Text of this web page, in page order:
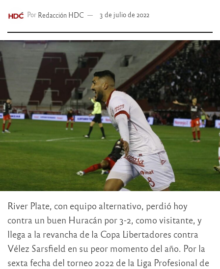
Por Redacción HDC 3 de julio de 2022
River Plate, con equipo alternativo, perdió hoy
contra un buen Huracán por 3-2, como visitante, y
llega a la revancha de la Copa Libertadores contra
Vélez Sarsfield en su peor momento del año. Por la
sexta fecha del torneo 2022 de la Liga Profesional de